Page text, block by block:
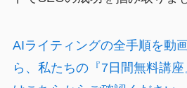
AIライティングの全手順を動
ら、私たちの『7日間無料講